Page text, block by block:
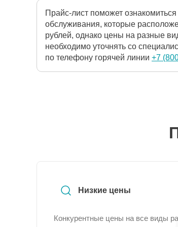
Прайс-лист поможет
обслуживания, которые
рублей, однако цены на разные
необходимо уточнять со
по телефону горячей линии +7
Низкие цены
Конкурентные цены на все виды